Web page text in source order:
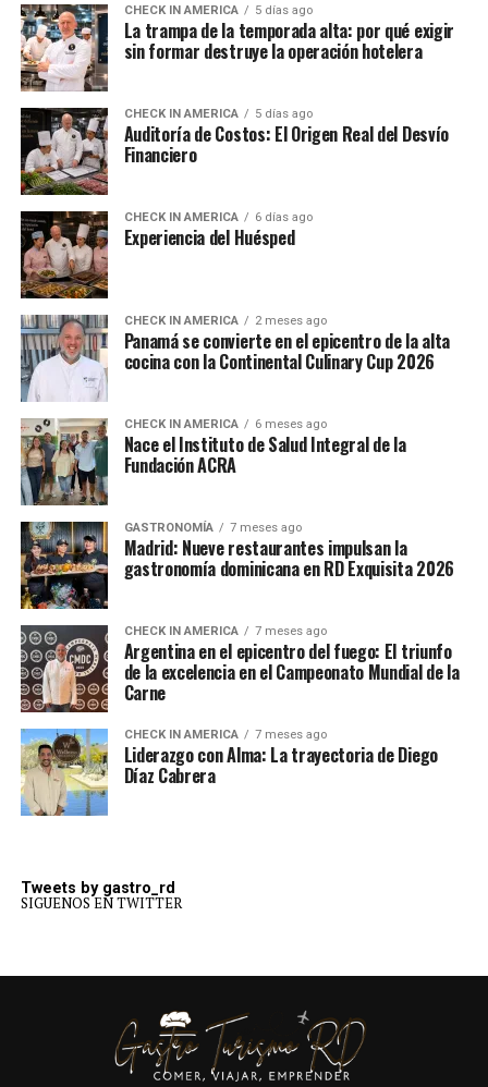
CHECK IN AMERICA 5 días ago
La trampa de la temporada alta: por qué exigir
sin formar destruye la operación hotelera
CHECK IN AMERICA 5 días ago
Auditoría de Costos: El Origen Real del Desvío
Financiero
CHECK IN AMERICA 6 días ago
Experiencia del Huésped
CHECK IN AMERICA 2 meses ago
Panamá se convierte en el epicentro de la alta
cocina con la Continental Culinary Cup 2026
CHECK IN AMERICA 6 meses ago
Nace el Instituto de Salud Integral de la
Fundación ACRA
GASTRONOMÍA 7 meses ago
Madrid: Nueve restaurantes impulsan la
gastronomía dominicana en RD Exquisita 2026
CHECK IN AMERICA 7 meses ago
Argentina en el epicentro del fuego: El triunfo
de la excelencia en el Campeonato Mundial de la
Carne
CHECK IN AMERICA 7 meses ago
Liderazgo con Alma: La trayectoria de Diego
Díaz Cabrera
Tweets by gastro_rd
SIGUENOS EN TWITTER